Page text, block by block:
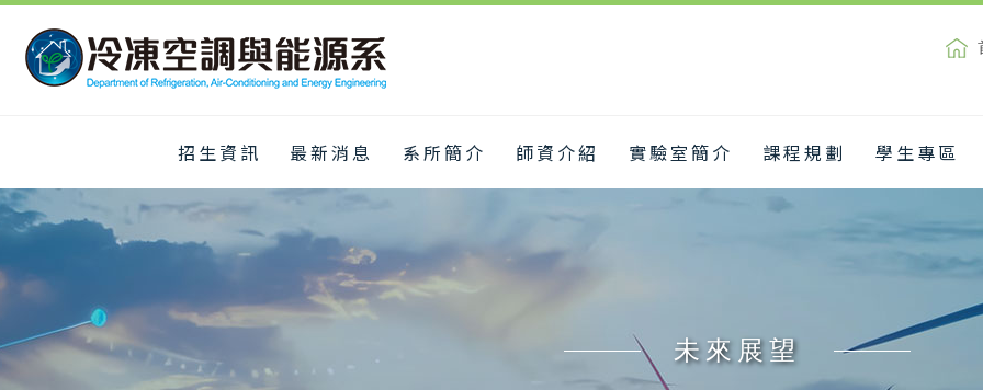
招生資訊 最新消息 系所簡介 師資介紹 實驗室簡介 課程規劃 學生專區
未來展望